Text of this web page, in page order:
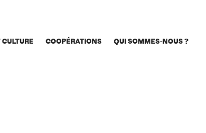
COOPÉRATIONS QUI SOMMES-NOUS ?